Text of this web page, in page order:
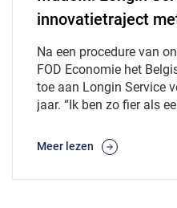
innovatietraject
Na een procedure van
FOD Economie het
toe aan Longin Service
jaar. “Ik ben zo fier als
Meer lezen